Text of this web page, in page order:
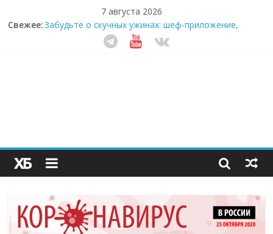
7 августа 2026
Свежее:Забудьте о скучных ужинах: шеф-приложение,
которое видит вашу еду насквозь
Небо зовёт: как бизнес на полётах дронов и
Секрет супергидратации: почему кокосовая вода с
пребиотиками становится главным трендом
здорового питания